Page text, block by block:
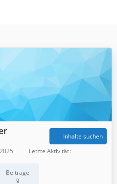
Beiträge
9
Inhalte suchen
Letzte Aktivität